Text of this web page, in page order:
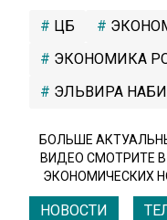
ЦБ
ЭКОНОМИКА
ЭЛЬВИРА
БОЛЬШЕ
ВИДЕО СМОТРИТЕ
ЭКОНОМИЧЕСКИХ
НОВОСТИ